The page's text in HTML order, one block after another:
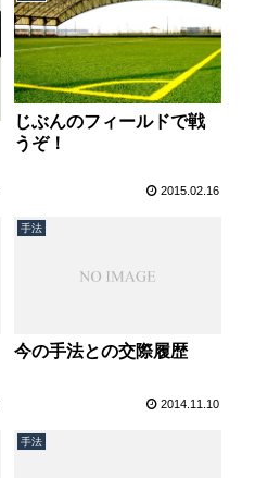
じぶんのフィールドで戦
うぞ！
2015.02.16
手法
今の手法との交際履歴
2014.11.10
手法